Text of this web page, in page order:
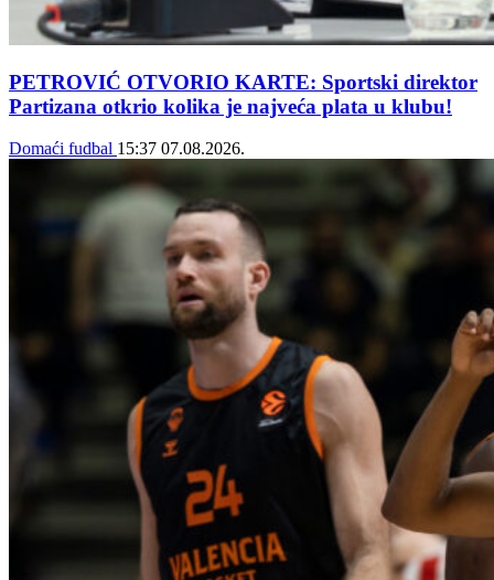
PETROVIĆ OTVORIO KARTE: Sportski direktor
Partizana otkrio kolika je najveća plata u klubu!
Domaći fudbal 15:37 07.08.2026.